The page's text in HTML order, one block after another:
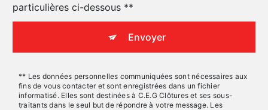
particulières ci-dessous **
Envoyer
** Les données personnelles communiquées sont nécessaires aux
fins de vous contacter et sont enregistrées dans un fichier
informatisé. Elles sont destinées à C.E.G Clôtures et ses sous-
traitants dans le seul but de répondre à votre message. Les